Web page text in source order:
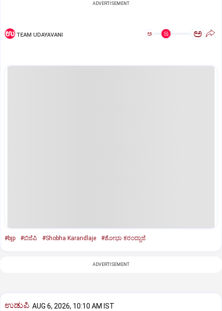
ADVERTISEMENT
TEAM UDAYAVANI ಅ ಅ
#bjp #ಬಿಜೆಪಿ #Shobha Karandlaje #ಶೋಭಾ ಕರಂದ್ಲಾಜೆ
ADVERTISEMENT
ಉಡುಪಿ AUG 6, 2026, 10:10 AM IST